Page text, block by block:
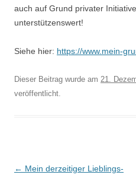
auch auf Grund privater
unterstützenswert!
Siehe hier: https://www.mein-
Dieser Beitrag wurde am 21.
veröffentlicht.
Beitragsnavigation
← Mein derzeitiger Lieblings-